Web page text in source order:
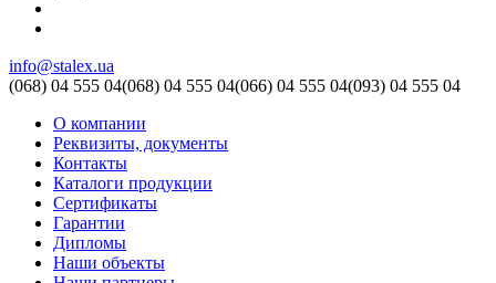
info@stalex.ua
(068) 04 555 04(068) 04 555 04(066) 04 555 04(093) 04 555 04
О компании
Реквизиты, документы
Контакты
Каталоги продукции
Сертификаты
Гарантии
Дипломы
Наши объекты